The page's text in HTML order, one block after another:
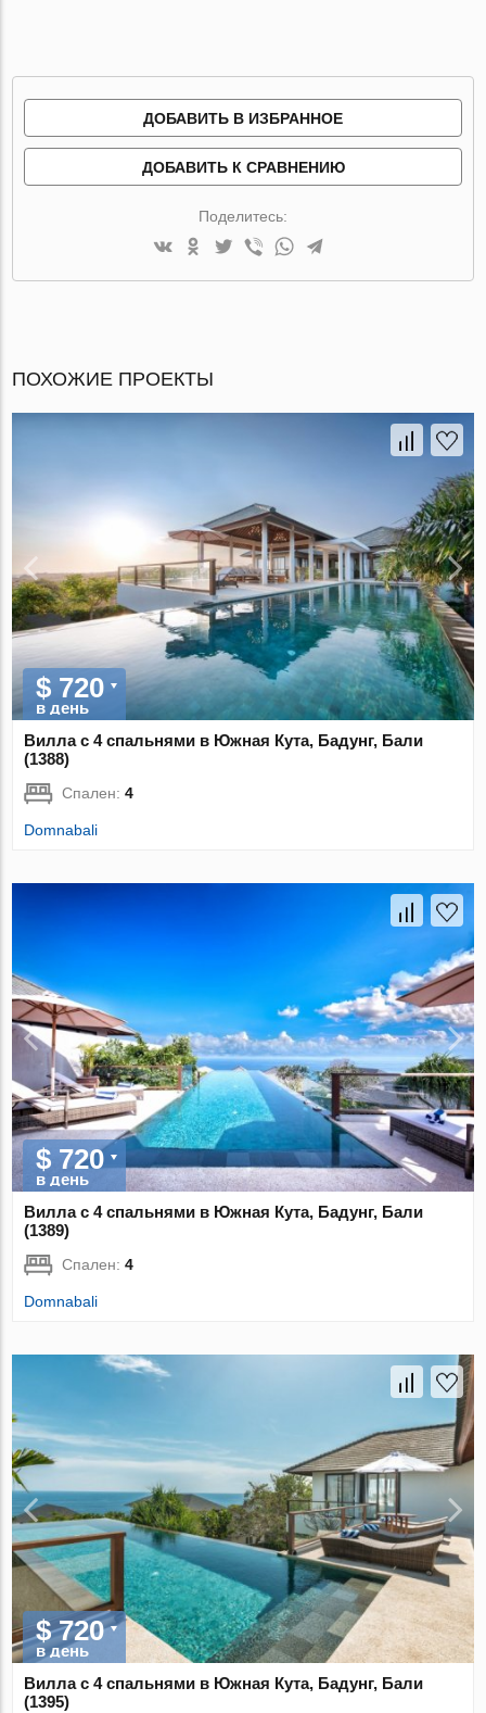
ДОБАВИТЬ В ИЗБРАННОЕ
ДОБАВИТЬ К СРАВНЕНИЮ
Поделитесь:
ПОХОЖИЕ ПРОЕКТЫ
$ 720
в день
Вилла с 4 спальнями в Южная Кута, Бадунг, Бали
(1388)
Спален:4
Domnabali
$ 720
в день
Вилла с 4 спальнями в Южная Кута, Бадунг, Бали
(1389)
Спален:4
Domnabali
$ 720
в день
Вилла с 4 спальнями в Южная Кута, Бадунг, Бали
(1395)